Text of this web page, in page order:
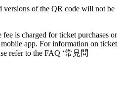
versions of the QR code will not be
is charged for ticket purchases or
app. For information on ticket
refer to the FAQ ‘常見問